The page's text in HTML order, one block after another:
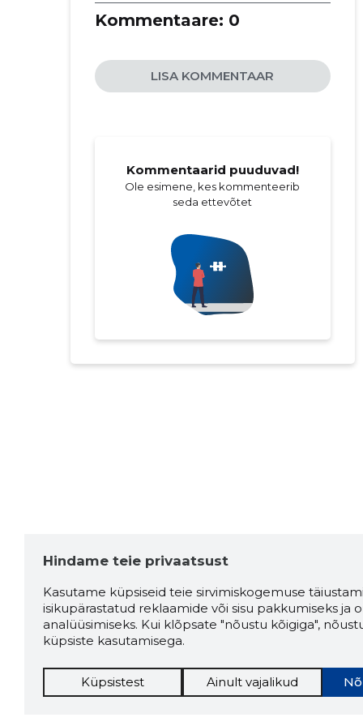
materjalid ja viimistlus
Kommentaare: 0
LISA KOMMENTAAR
Kommentaarid puuduvad!
Ole esimene, kes kommenteerib
seda ettevõtet
Hindame teie privaatsust
Kasutame küpsiseid teie sirvimiskogemuse
isikupärastatud reklaamide või sisu pakkumiseks ja
analüüsimiseks. Kui klõpsate "nõustu kõigiga",
küpsiste kasutamisega.
Küpsistest Ainult vajalikud